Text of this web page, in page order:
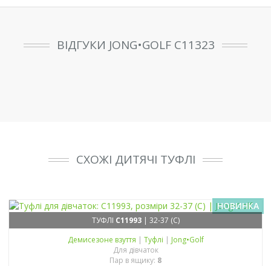
ВІДГУКИ JONG•GOLF C11323
СХОЖІ ДИТЯЧІ ТУФЛІ
НОВИНКА
ТУФЛІ C11993| 32-37 (C)
Демисезонe взуття | Туфлі | Jong•Golf
Для дівчаток
Пар в ящику: 8